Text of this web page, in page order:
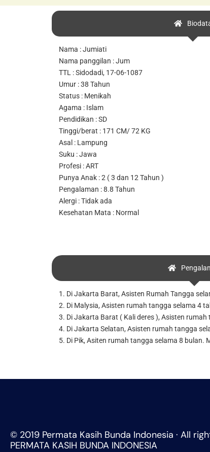
Nama : Jumiati
Nama panggilan : Jum
TTL : Sidodadi, 17-06-1087
Umur : 38 Tahun
Status : Menikah
Agama : Islam
Pendidikan : SD
Tinggi/berat : 171 CM/ 72 KG
Asal : Lampung
Suku : Jawa
Profesi : ART
Punya Anak : 2 ( 3 dan 12 Tahun )
Pengalaman : 8.8 Tahun
Alergi : Tidak ada
Kesehatan Mata : Normal
1. Di Jakarta Barat, Asisten Rumah Tangga
2. Di Malysia, Asisten rumah tangga selama 4
3. Di Jakarta Barat ( Kali deres ), Asisten
4. Di Jakarta Selatan, Asisten rumah tangga
5. Di Pik, Asiten rumah tangga selama 8 bulan.
© 2019 Permata Kasih Bunda Indonesia · All
PERMATA KASIH BUNDA INDONESIA